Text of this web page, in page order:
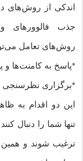
اندکی از روش‌های
جذب فالوورهای
روش‌های تعامل
*پاسخ به کامنت‌ها و
*برگزاری
این دو اقدام به
تنها شما را دنبال
ترغیب شوند و همین